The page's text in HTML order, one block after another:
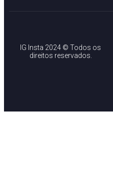
IG Insta 2024 © Todos os
direitos reservados.